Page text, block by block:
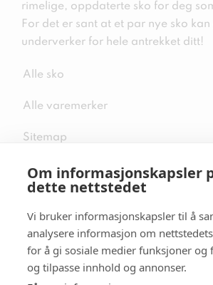
Om informasjonskapsler
dette nettstedet
Vi bruker informasjonskapsler til å
analysere informasjon om
for å gi sosiale medier funksjoner og
og tilpasse innhold og annonser.
rimelige, oppdaterte sko for deg
For det er sant at et par nye sko
underverker for hele antrekket ditt!
Alle sko
Alle varemerker
Sitemap
Følg oss i sosiale medier